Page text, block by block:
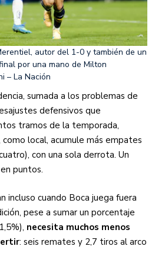
autor del 1-0 y también de un
por una mano de Milton
– La Nación
sumada a los problemas de
defensivos que
tramos de la temporada,
local, acumule más empates
con una sola derrota. Un
puntos.
incluso cuando Boca juega fuera
pese a sumar un porcentaje
necesita muchos menos
: seis remates y 2,7 tiros al arco